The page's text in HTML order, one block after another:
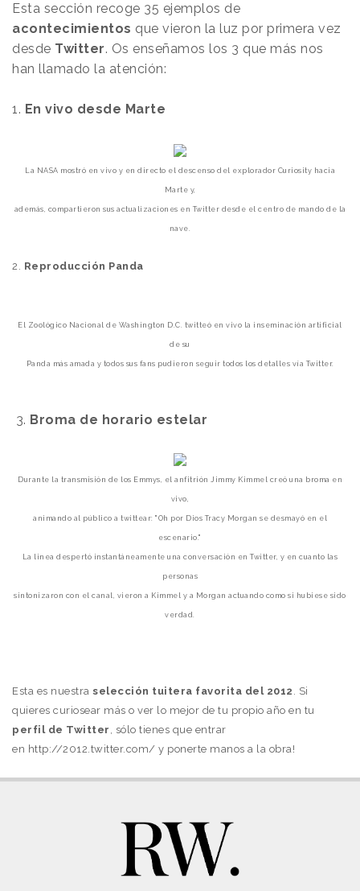
Esta sección recoge 35 ejemplos de
acontecimientos que vieron la luz por primera vez
desde Twitter. Os enseñamos los 3 que más nos
han llamado la atención:
1. En vivo desde Marte
La NASA mostró en vivo y en directo el descenso del explorador Curiosity hacia
Marte y,
además, compartieron sus actualizaciones en Twitter desde el centro de mando de la
nave.
2. Reproducción Panda
El Zoológico Nacional de Washington D.C. twitteó en vivo la inseminación artificial
de su
Panda más amada y todos sus fans pudieron seguir todos los detalles vía Twitter.
3. Broma de horario estelar
Durante la transmisión de los Emmys, el anfitrión Jimmy Kimmel creó una broma en
vivo,
animando al público a twittear: "Oh por Dios Tracy Morgan se desmayó en el
escenario."
La linea despertó instantáneamente una conversación en Twitter, y en cuanto las
personas
sintonizaron con el canal, vieron a Kimmel y a Morgan actuando como si hubiese sido
verdad.
Esta es nuestra selección tuitera favorita del 2012 . Si
quieres curiosear más o ver lo mejor de tu propio año en tu
perfil de Twitter , sólo tienes que entrar
en http://2012.twitter.com/ y ponerte manos a la obra!